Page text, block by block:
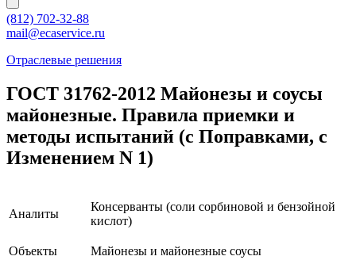
(812) 702-32-88
mail@ecaservice.ru
Отраслевые решения
ГОСТ 31762-2012 Майонезы и соусы
майонезные. Правила приемки и
методы испытаний (с Поправками, с
Изменением N 1)
Аналиты
Консерванты (соли сорбиновой и бензойной
кислот)
Объекты Майонезы и майонезные соусы